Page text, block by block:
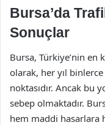
Bursa’da
Sonuçlar
Bursa, Türkiye’nin en
olarak, her yıl
noktasıdır. Ancak bu
sebep olmaktadır.
hem maddi hasarlara